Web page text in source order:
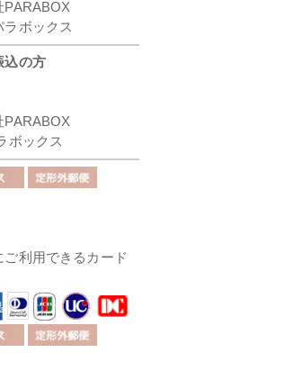
PARABOX
ボックス
込の方
PARABOX
ボックス
利用できるカード